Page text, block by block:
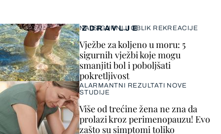
ZDRAVLJE
NAJSIGURNIJI OBLIK REKREACIJE
Vježbe za koljeno u moru: 5
sigurnih vježbi koje mogu
smanjiti bol i poboljšati
pokretljivost
ALARMANTNI REZULTATI NOVE
STUDIJE
Više od trećine žena ne zna da
prolazi kroz perimenopauzu! Evo
zašto su simptomi toliko